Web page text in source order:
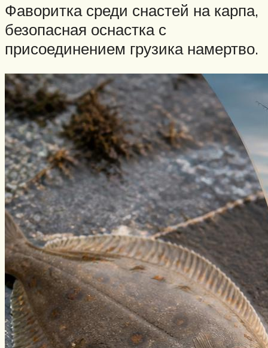
Фаворитка среди снастей на карпа,
безопасная оснастка с
присоединением грузика намертво.